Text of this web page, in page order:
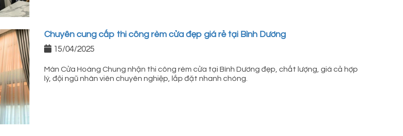
Chuyên cung cấp thi công rèm cửa đẹp giá rẻ tại Bình Dương
15/04/2025
Màn Cửa Hoàng Chung nhận thi công rèm cửa tại Bình Dương đẹp, chất lượng, giá cả hợp
lý, đội ngũ nhân viên chuyên nghiệp, lắp đặt nhanh chóng.